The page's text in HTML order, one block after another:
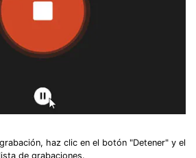
haz clic en el botón "Detener" y el
de grabaciones.